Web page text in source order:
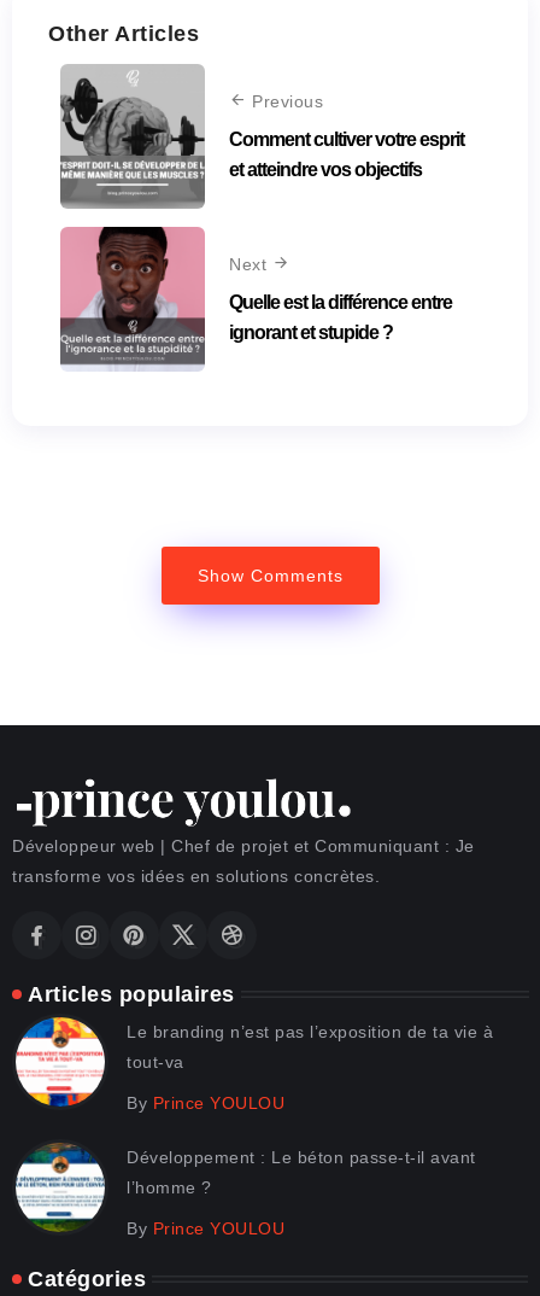
Other Articles
Previous
Comment cultiver votre esprit
et atteindre vos objectifs
Next
Quelle est la différence entre
ignorant et stupide ?
Show Comments
Développeur web | Chef de projet et Communiquant : Je
transforme vos idées en solutions concrètes.
Articles populaires
Le branding n’est pas l’exposition de ta vie à
tout-va
By Prince YOULOU
Développement : Le béton passe-t-il avant
l’homme ?
By Prince YOULOU
Catégories